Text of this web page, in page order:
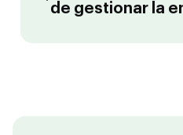
de gestionar la